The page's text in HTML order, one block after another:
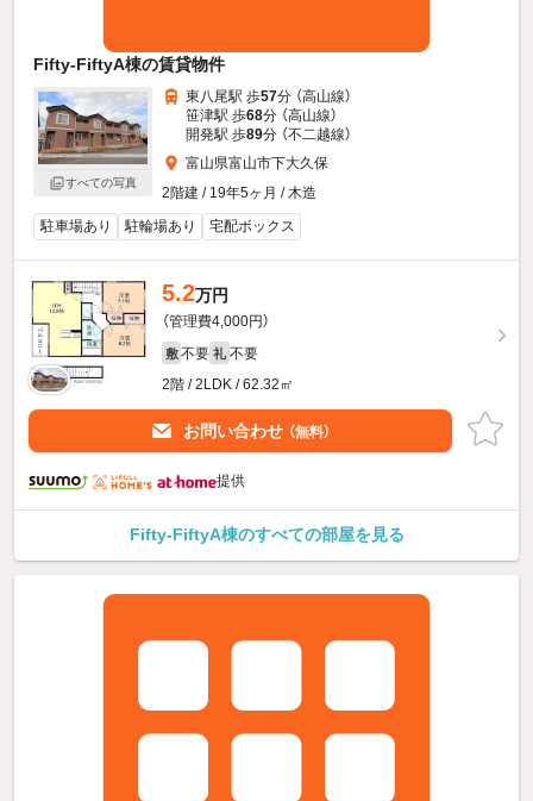
Fifty-FiftyA棟の賃貸物件
すべての写真
東八尾駅 歩57分 （高山線）
笹津駅 歩68分 （高山線）
開発駅 歩89分 （不二越線）
富山県富山市下大久保
2階建 / 19年5ヶ月 / 木造
駐車場あり
駐輪場あり 宅配ボックス
5.2万円
（管理費4,000円）
敷 不要 礼 不要
2階 / 2LDK / 62.32㎡
お問い合わせ （無料）
提供
Fifty-FiftyA棟のすべての部屋を見る